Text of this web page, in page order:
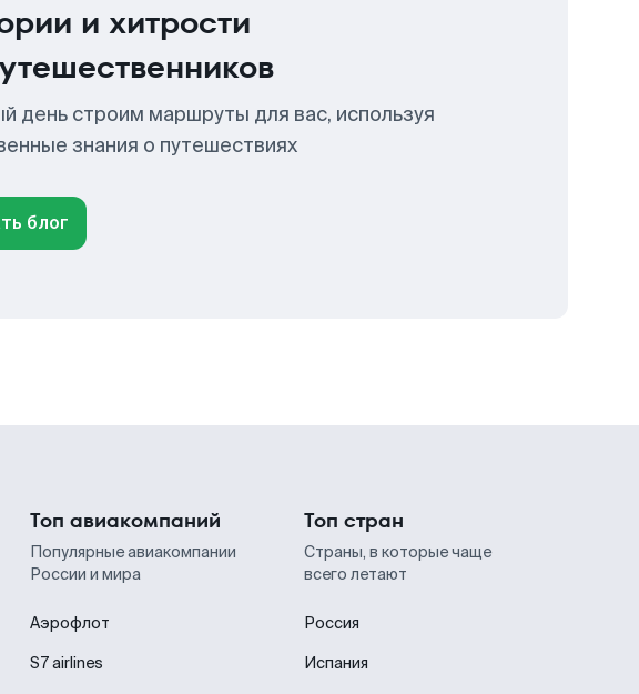
и хитрости
день строим маршруты для вас, используя
знания о путешествиях
блог
Топ авиакомпаний
Популярные авиакомпании
России и мира
Аэрофлот
S7 airlines
Топ стран
Страны, в которые чаще
всего летают
Россия
Испания